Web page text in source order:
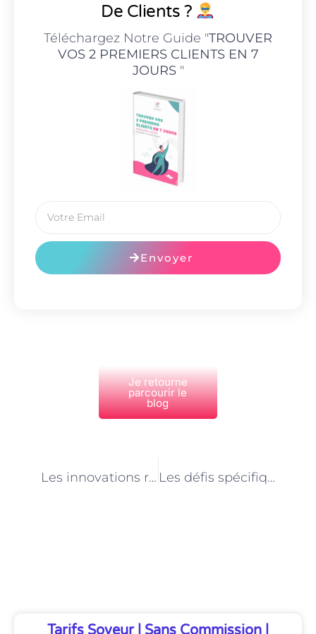
De Clients ?
Téléchargez Notre Guide "TROUVER
VOS 2 PREMIERS CLIENTS EN 7
JOURS"
Envoyer
Je retourne
parcourir le
blog
Les innovations récentes dans le développement d’applications mobiles à Paris Les défis spécifiques liés au développement d’applications mobiles iOS à Paris
Tarifs Soveur | Sans Commission |